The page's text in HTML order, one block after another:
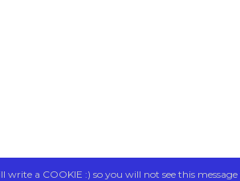
a COOKIE :) so you will not see this